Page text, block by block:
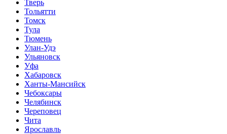
Тверь
Тольятти
Томск
Тула
Тюмень
Улан-Удэ
Ульяновск
Уфа
Хабаровск
Ханты-Мансийск
Чебоксары
Челябинск
Череповец
Чита
Ярославль